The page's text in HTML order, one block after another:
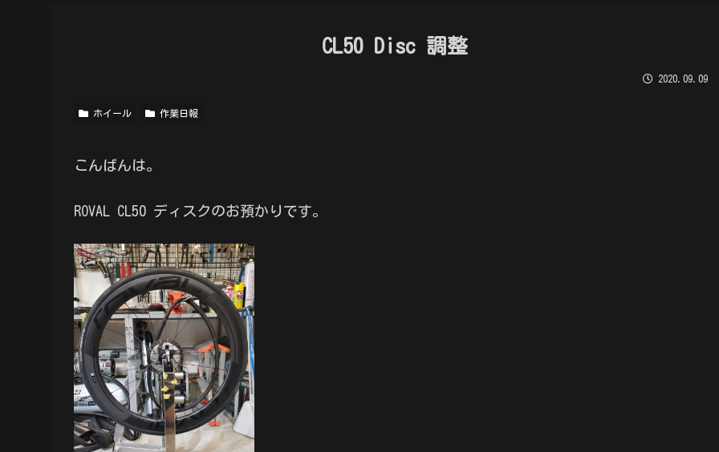
CL50 Disc 調整
2020.09.09
ホイール 作業日報
こんばんは。
ROVAL CL50 ディスクのお預かりです。